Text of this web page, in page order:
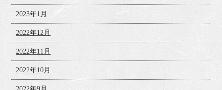
2023年1月
2022年12月
2022年11月
2022年10月